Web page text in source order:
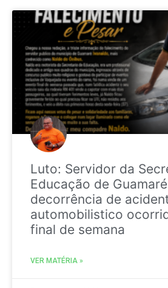
Luto: Servidor da
Educação de
decorrência de
automobilistico
final de semana
VER MATÉRIA »